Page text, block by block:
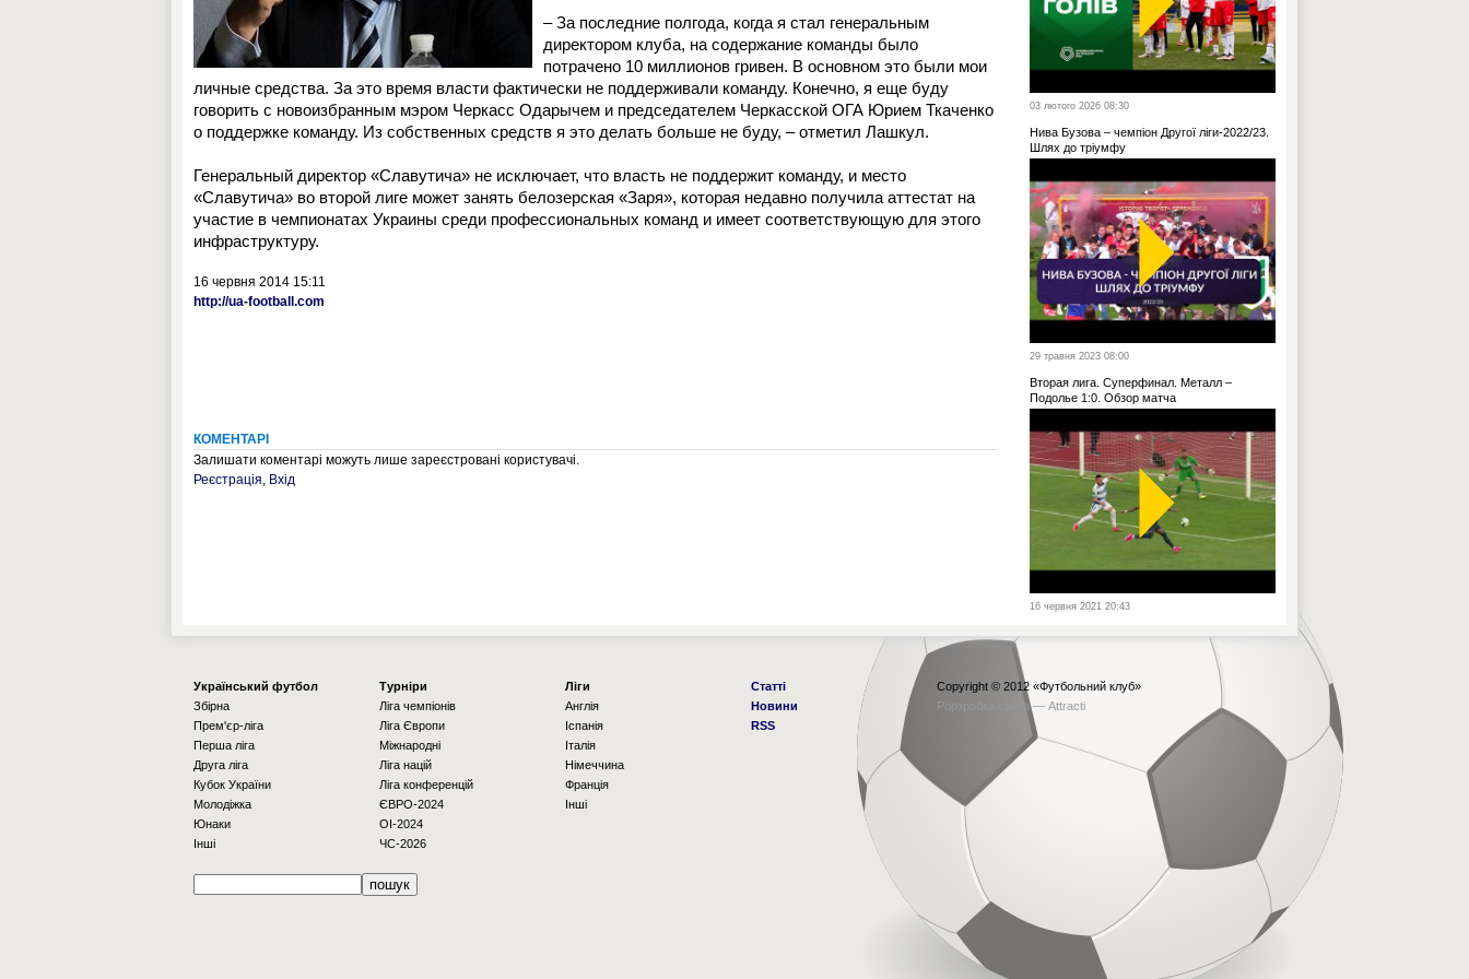
– За последние полгода, когда я стал генеральным
директором клуба, на содержание команды было
потрачено 10 миллионов гривен. В основном это были мои
личные средства. За это время власти фактически не поддерживали команду. Конечно, я еще буду
говорить с новоизбранным мэром Черкасс Одарычем и председателем Черкасской ОГА Юрием Ткаченко
о поддержке команду. Из собственных средств я это делать больше не буду, – отметил Лашкул.
Генеральный директор «Славутича» не исключает, что власть не поддержит команду, и место
«Славутича» во второй лиге может занять белозерская «Заря», которая недавно получила аттестат на
участие в чемпионатах Украины среди профессиональных команд и имеет соответствующую для этого
инфраструктуру.
16 червня 2014 15:11
http://ua-football.com
КОМЕНТАРІ
Залишати коментарі можуть лише зареєстровані користувачі.
Реєстрація, Вхід
03 лютого 2026 08:30
Нива Бузова – чемпіон Другої ліги-2022/23.
Шлях до тріумфу
29 травня 2023 08:00
Вторая лига. Суперфинал. Металл –
Подолье 1:0. Обзор матча
16 червня 2021 20:43
Українcький футбол
Збірна
Прем'єр-ліга
Перша ліга
Друга ліга
Кубок України
Молодіжка
Юнаки
Інші
Турніри
Ліга чемпіонів
Ліга Європи
Міжнародні
Ліга націй
Ліга конференцій
ЄВРО-2024
OI-2024
ЧС-2026
Ліги
Англія
Іспанія
Італія
Німеччина
Франція
Інші
Статті
Новини
RSS
Copyright © 2012 «Футбольний клуб»
Рорзробка сайта — Attracti